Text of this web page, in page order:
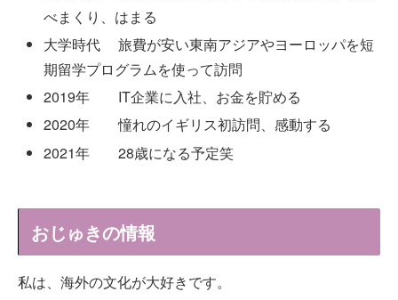
べまくり、はまる
大学時代 旅費が安い東南アジアやヨーロッパを短
期留学プログラムを使って訪問
2019年 IT企業に入社、お金を貯める
2020年 憧れのイギリス初訪問、感動する
2021年 28歳になる予定笑
おじゅきの情報
私は、海外の文化が大好きです。